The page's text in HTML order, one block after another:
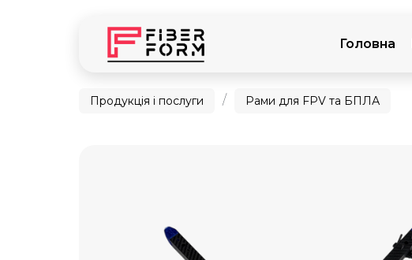
Головна
Продукція і послуги / Рами для FPV та БПЛА